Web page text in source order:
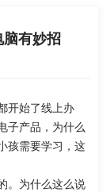
脑有妙招
开始了线上办
子产品，为什么
孩需要学习，这
。为什么这么说